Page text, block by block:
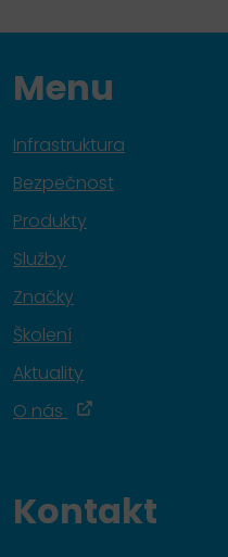
Menu
Infrastruktura
Bezpečnost
Produkty
Služby
Značky
Školení
Aktuality
O nás
Kontakt